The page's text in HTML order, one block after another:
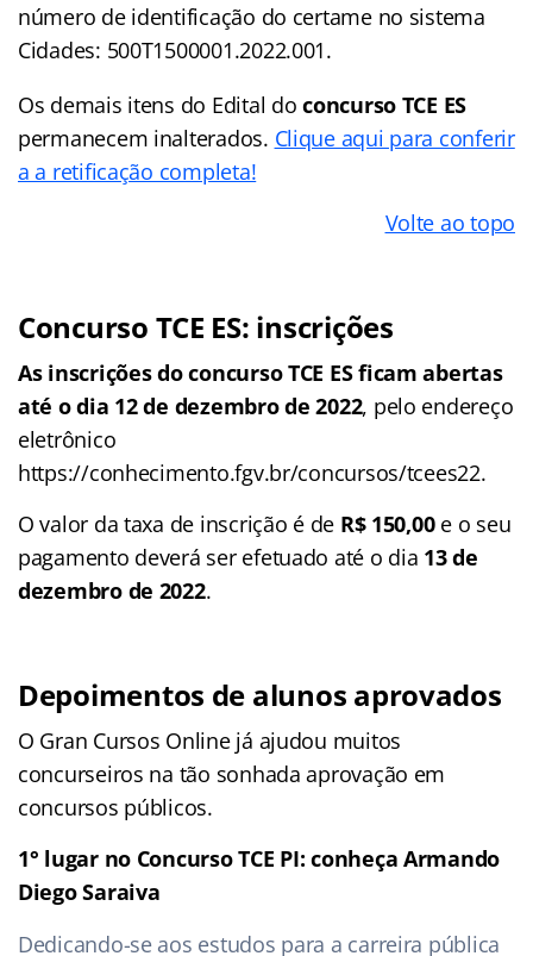
número de identificação do certame no sistema
Cidades: 500T1500001.2022.001.
Os demais itens do Edital doconcurso TCE ES
permanecem inalterados. Clique aqui para conferir
a a retificação completa!
Volte ao topo
Concurso TCE ES: inscrições
As inscrições do concurso TCE ES ficam abertas
até o dia 12 de dezembro de 2022, pelo endereço
eletrônico
https://conhecimento.fgv.br/concursos/tcees22.
O valor da taxa de inscrição é de R$ 150,00 e o seu
pagamento deverá ser efetuado até o dia 13 de
dezembro de 2022.
Depoimentos de alunos aprovados
O Gran Cursos Online já ajudou muitos
concurseiros na tão sonhada aprovação em
concursos públicos.
1° lugar no Concurso TCE PI: conheça Armando
Diego Saraiva
Dedicando-se aos estudos para a carreira pública